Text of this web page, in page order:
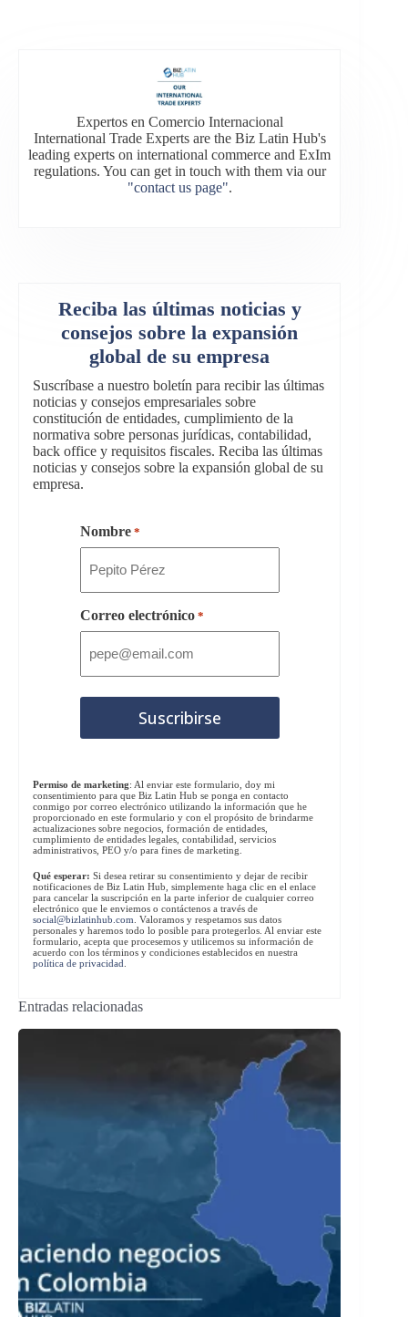
Expertos en Comercio Internacional
International Trade Experts are the Biz Latin Hub's
leading experts on international commerce and ExIm
regulations. You can get in touch with them via our
"contact us page".
Reciba las últimas noticias y
consejos sobre la expansión
global de su empresa
Suscríbase a nuestro boletín para recibir las últimas
noticias y consejos empresariales sobre
constitución de entidades, cumplimiento de la
normativa sobre personas jurídicas, contabilidad,
back office y requisitos fiscales. Reciba las últimas
noticias y consejos sobre la expansión global de su
empresa.
Nombre *
Correo electrónico *
Permiso de marketing: Al enviar este formulario, doy mi
consentimiento para que Biz Latin Hub se ponga en contacto
conmigo por correo electrónico utilizando la información que he
proporcionado en este formulario y con el propósito de brindarme
actualizaciones sobre negocios, formación de entidades,
cumplimiento de entidades legales, contabilidad, servicios
administrativos, PEO y/o para fines de marketing.
Qué esperar: Si desea retirar su consentimiento y dejar de recibir
notificaciones de Biz Latin Hub, simplemente haga clic en el enlace
para cancelar la suscripción en la parte inferior de cualquier correo
electrónico que le enviemos o contáctenos a través de
social@bizlatinhub.com. Valoramos y respetamos sus datos
personales y haremos todo lo posible para protegerlos. Al enviar este
formulario, acepta que procesemos y utilicemos su información de
acuerdo con los términos y condiciones establecidos en nuestra
política de privacidad.
Entradas relacionadas